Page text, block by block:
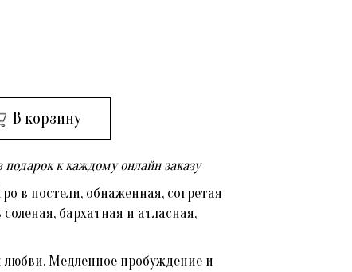
В корзину
к каждому онлайн заказу
в постели, обнаженная, согретая
бархатная и атласная,
Медленное пробуждение и